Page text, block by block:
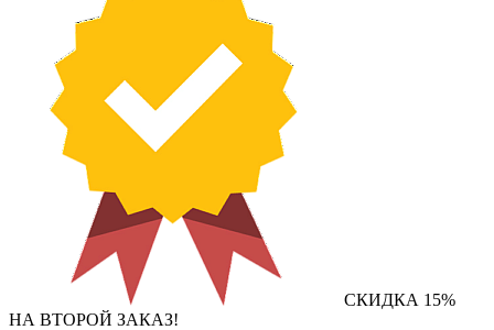
СКИДКА 15%
НА ВТОРОЙ ЗАКАЗ!